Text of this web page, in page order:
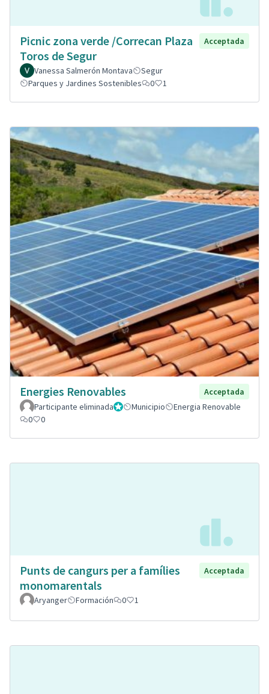
Picnic zona verde /Correcan Plaza
Toros de Segur
Acceptada
Vanessa Salmerón Montava
Segur
Parques y Jardines Sostenibles
0 1
Energies Renovables
Acceptada
Participante eliminadaAdministrador
Municipio
Energia Renovable
0
0
Punts de cangurs per a famílies
monomarentals
Acceptada
Aryanger Formación 0 1